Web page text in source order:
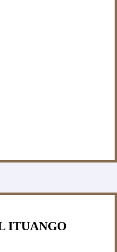
ITUANGO